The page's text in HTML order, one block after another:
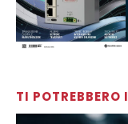
TI POTREBBERO